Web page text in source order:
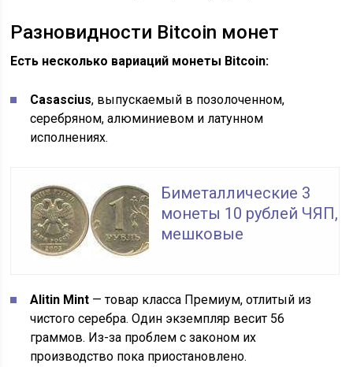
Разновидности Bitcoin монет
Есть несколько вариаций монеты Bitcoin:
Casascius, выпускаемый в позолоченном,
серебряном, алюминиевом и латунном
исполнениях.
Биметаллические 3
монеты 10 рублей ЧЯП,
мешковые
Alitin Mint — товар класса Премиум, отлитый из
чистого серебра. Один экземпляр весит 56
граммов. Из-за проблем с законом их
производство пока приостановлено.